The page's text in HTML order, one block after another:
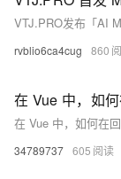
rvblio6ca4cug 860
在 Vue 中，如
在 Vue 中，如何在
34789737 605